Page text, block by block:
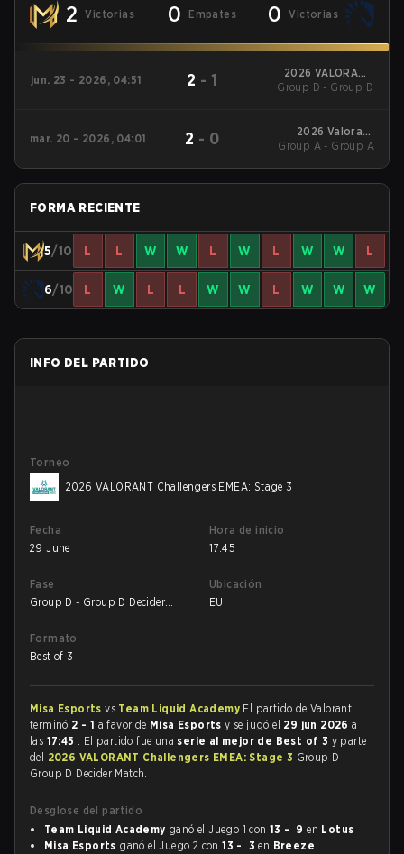
2 Victorias 0 Empates 0 Victorias
jun. 23 - 2026, 04:51 2 - 1
2026 VALORANT
Challengers EMEA:
Group D - Group D
mar. 20 - 2026, 04:01 2 - 0
2026 Valorant
Challengers EMEA:
Group A - Group A
FORMA RECIENTE
5/10 L L W W L W L W W L
6/10 L W L L W W L W W W
INFO DEL PARTIDO
Torneo
2026 VALORANT Challengers EMEA: Stage 3
Fecha
29 June
Hora de inicio
17:45
Fase
Group D - Group D Decider
Ubicación
EU
Formato
Best of 3
Misa Esportsvs Team Liquid Academy El partido de Valorant
terminó 2 - 1 a favor de Misa Esportsy se jugó el 29 jun 2026a
las 17:45 . El partido fue una serie al mejor de Best of 3 y parte
del 2026 VALORANT Challengers EMEA: Stage 3 Group D -
Group D Decider Match.
Desglose del partido
Team Liquid Academy ganó el Juego 1 con13 - 9 en Lotus
Misa Esports ganó el Juego 2 con13 - 3 en Breeze